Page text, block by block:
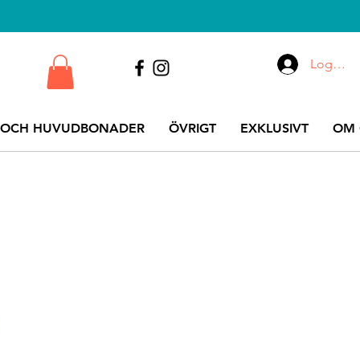
HUVUDBONADER ÖVRIGT EXKLUSIVT OM
Logga